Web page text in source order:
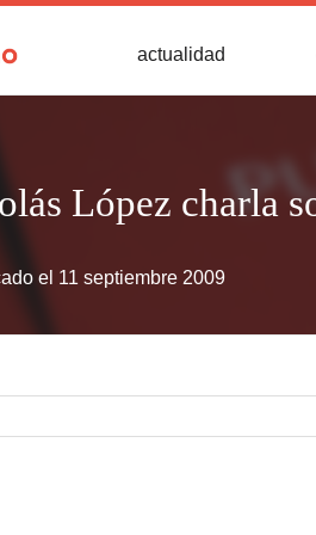
actualidad
López charla
el 11 septiembre 2009